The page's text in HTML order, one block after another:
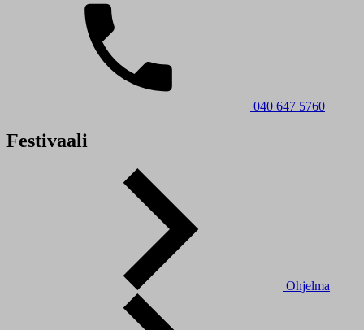
040 647 5760
Festivaali
Ohjelma